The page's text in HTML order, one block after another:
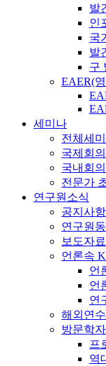
발
인
국
발
구
EAER(
세미나
전체세
국제회의
국내회의
전문가
연구원소식
공지사항
연구원
보도자료
언론속
언
언
연
해외연
방문학
프
역